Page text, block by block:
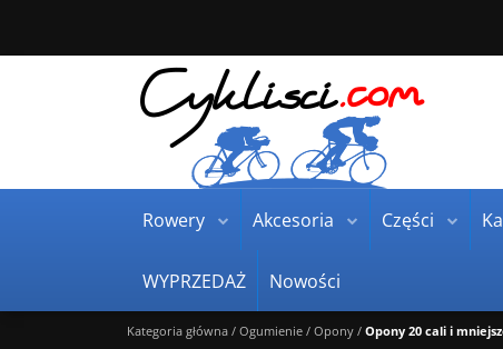
Rowery Akcesoria Części
WYPRZEDAŻ Nowości
Kategoria główna / Ogumienie / Opony / Opony 20 cali i